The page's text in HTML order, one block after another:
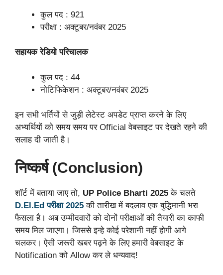
कुल पद : 921
परीक्षा : अक्टूबर/नवंबर 2025
सहायक रेडियो परिचालक
कुल पद : 44
नोटिफिकेशन : अक्टूबर/नवंबर 2025
इन सभी भर्तियों से जुड़ी लेटेस्ट अपडेट प्राप्त करने के लिए
अभ्यर्थियों को समय समय पर Official वेबसाइट पर देखते रहने की
सलाह दी जाती है।
निष्कर्ष (Conclusion)
शॉर्ट में बताया जाए तो, UP Police Bharti 2025 के चलते
D.El.Ed परीक्षा 2025 की तारीख में बदलाव एक बुद्धिमानी भरा
फैसला है। अब उम्मीदवारों को दोनों परीक्षाओं की तैयारी का काफी
समय मिल जाएगा। जिससे इन्हे कोई परेशानी नहीं होगी आगे
चलकर। ऐसी जरूरी खबर पढ़ने के लिए हमारी वेबसाइट के
Notification को Allow कर ले धन्यवाद!